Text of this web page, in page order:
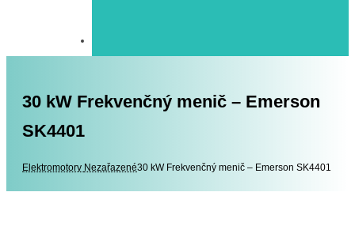
30 kW Frekvenčný menič – Emerson
SK4401
Elektromotory Elektromotory
Nezařazené30 kW Frekvenčný menič – Emerson SK4401